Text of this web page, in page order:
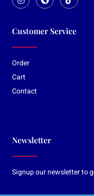
Customer Service
Order
Cart
Contact
Newsletter
Signup our newsletter to